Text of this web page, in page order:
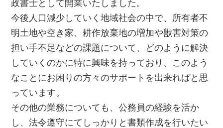
政書士として開業いたしました。
今後人口減少していく地域社会の中で、所有者不
明土地や空き家、耕作放棄地の増加や獣害対策の
担い手不足などの課題について、どのように解決
していくのかに特に興味を持っており、このよう
なことにお困りの方々のサポートを出来ればと思
っています。
その他の業務についても、公務員の経験を活か
し、法令遵守にてしっかりと書類作成を行いたい